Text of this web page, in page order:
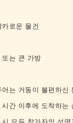
로운 물건
는 큰 가방
는 거동이 불편하신
간 이후에 도착하